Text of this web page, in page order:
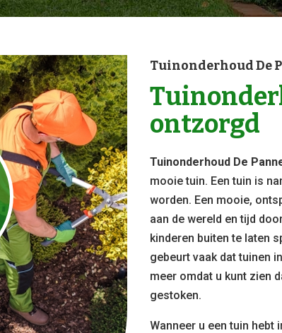
Tuinonderhoud De
ontzorgd
Tuinonderhoud De
mooie tuin. Een tuin is
worden. Een mooie,
aan de wereld en tijd
kinderen buiten te laten
gebeurt vaak dat tuinen
meer omdat u kunt zien
gestoken.
Wanneer u een tuin hebt